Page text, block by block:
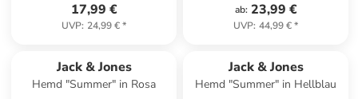
17,99 €
UVP: 24,99 €*
ab: 23,99 €
UVP: 44,99 €*
Jack & Jones
Hemd "Summer" in Rosa
Jack & Jones
Hemd "Summer" in Hellblau